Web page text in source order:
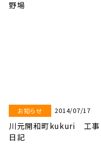
野場
お知らせ 2014/07/17
川元開和町kukuri 工事
日記